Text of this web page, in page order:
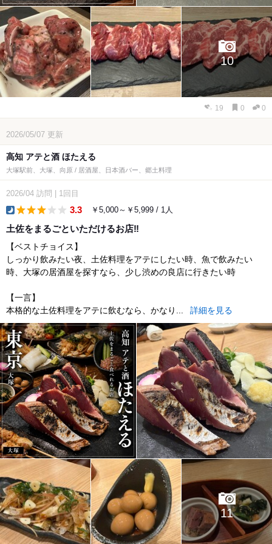
10
19 0 0
2026/05/07 更新
高知 アテと酒 ほたえる
大塚駅前、大塚、向原 / 居酒屋、日本酒バー、郷土料理
2026/04 訪問 1回目
3.3 ￥5,000～￥5,999 / 1人
土佐をまるごといただけるお店‼️
【ベストチョイス】
しっかり飲みたい夜、土佐料理をアテにしたい時、魚で飲みたい
時、大塚の居酒屋を探すなら、少し渋めの良店に行きたい時
【一言】
本格的な土佐料理をアテに飲むなら、かなり...
詳細を見る
11